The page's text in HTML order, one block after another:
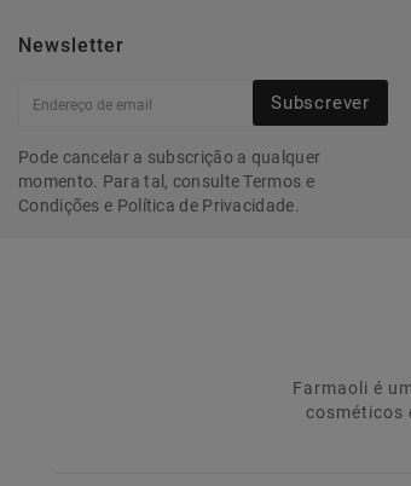
Newsletter
Subscrever
Pode cancelar a subscrição a qualquer
momento. Para tal, consulte Termos e
Condições e Política de Privacidade.
Farmaoli é
cosméticos